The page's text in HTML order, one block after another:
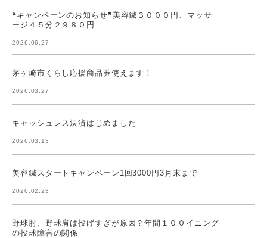
❝キャンペーンのお知らせ❞美容鍼３０００円、マッサ
ージ４５分２９８０円
2026.06.27
茅ヶ崎市くらし応援商品券使えます！
2026.03.27
キャッシュレス決済はじめました
2026.03.13
美容鍼スタートキャンペーン1回3000円3月末まで
2026.02.23
野球肘、野球肩は投げすぎが原因？年間１００イニング
の投球障害の関係